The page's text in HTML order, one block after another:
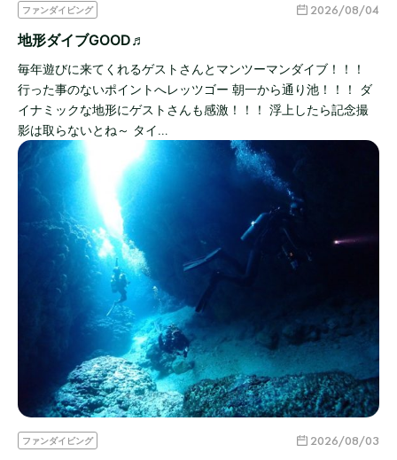
ファンダイビング 2026/08/04
地形ダイブGOOD♬
毎年遊びに来てくれるゲストさんとマンツーマンダイブ！！！
行った事のないポイントへレッツゴー 朝一から通り池！！！ ダ
イナミックな地形にゲストさんも感激！！！ 浮上したら記念撮
影は取らないとね～ タイ…
ファンダイビング 2026/08/03